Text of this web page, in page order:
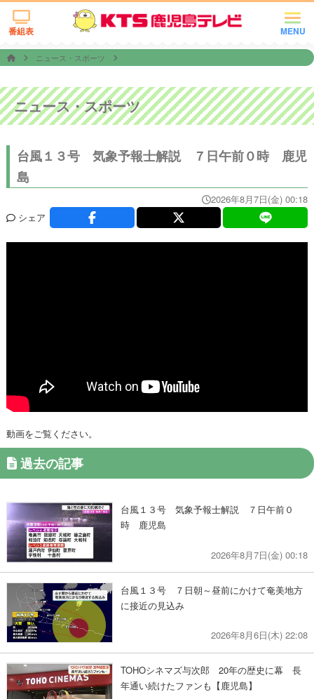
MENU
番組表
ニュース・スポーツ
ニュース・スポーツ
台風１３号 気象予報士解説 ７日午前０時 鹿児
島
2026年8月7日(金) 00:18
シェア
動画をご覧ください。
過去の記事
台風１３号 気象予報士解説 ７日午前０
時 鹿児島
2026年8月7日(金) 00:18
台風１３号 ７日朝～昼前にかけて奄美地方
に接近の見込み
2026年8月6日(木) 22:08
TOHOシネマズ与次郎 20年の歴史に幕 長
年通い続けたファンも【鹿児島】